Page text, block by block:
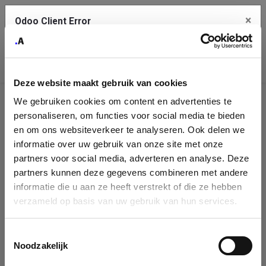
Deze website maakt gebruik van cookies
We gebruiken cookies om content en advertenties te
personaliseren, om functies voor social media te bieden
en om ons websiteverkeer te analyseren. Ook delen we
informatie over uw gebruik van onze site met onze
partners voor social media, adverteren en analyse. Deze
partners kunnen deze gegevens combineren met andere
informatie die u aan ze heeft verstrekt of die ze hebben
verzameld op basis van uw gebruik van hun services.
Noodzakelijk
Company
Identification
Please fill in your company details
You can search a company in our database by name, VAT or
enterprise ID. When a company is selected it will auto-complete the
form. If you don't find your company in our database, you can create
Odoo Client Error ×
service.
See details
Ok